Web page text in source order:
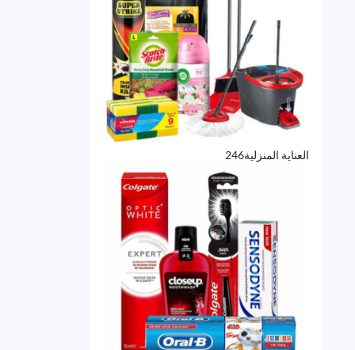
العناية المنزلية246
246